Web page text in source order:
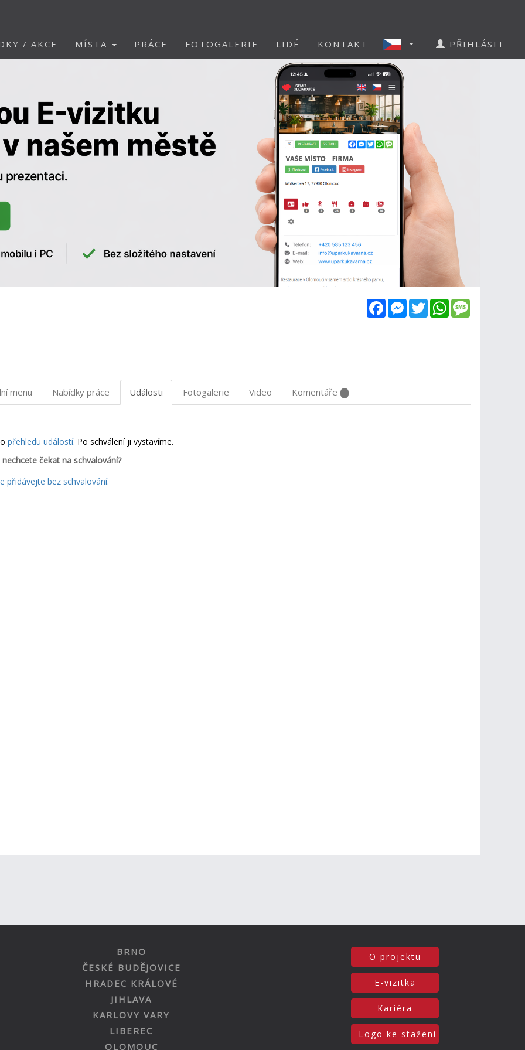
/ AKCE MÍSTA PRÁCE FOTOGALERIE LIDÉ KONTAKT PŘIHLÁSIT
FacebookMessenger
TwitterWhatsApp
menu Nabídky práce Události Fotogalerie Video Komentáře
přehledu událostí. Po schválení ji vystavíme.
čekat na schvalování?
přidávejte bez schvalování.
BRNO
ČESKÉ BUDĚJOVICE
HRADEC KRÁLOVÉ
JIHLAVA
KARLOVY VARY
LIBEREC
OLOMOUC
O projektu
E-vizitka
Kariéra
Logo ke stažení